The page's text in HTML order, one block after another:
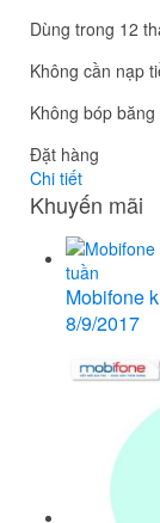
Dùng trong 12
Không cần nạp
Không bóp băng
Đặt hàng
Chi tiết
Khuyến mãi
Mobifone
8/9/2017